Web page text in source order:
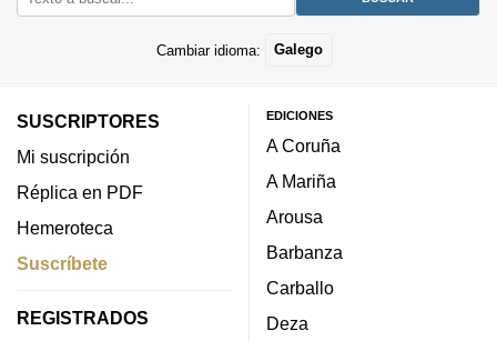
Cambiar idioma: Galego
SUSCRIPTORES
Mi suscripción
Réplica en PDF
Hemeroteca
Suscríbete
REGISTRADOS
EDICIONES
A Coruña
A Mariña
Arousa
Barbanza
Carballo
Deza